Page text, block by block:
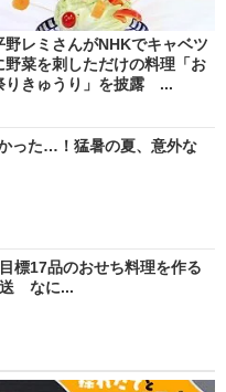
野レミさんがNHKでキャベツ
野菜を刺しただけの料理「お
りきゅうり」を披露 ...
った…！猛暑の夏、意外な
標17品のおせち料理を作る
送 なに...